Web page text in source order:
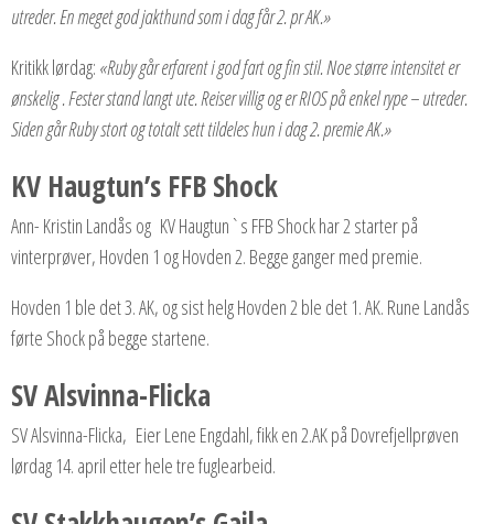
utreder. En meget god jakthund som i dag får 2. pr AK.»
Kritikk lørdag: «Ruby går erfarent i god fart og fin stil. Noe større intensitet er
ønskelig . Fester stand langt ute. Reiser villig og er RIOS på enkel rype – utreder.
Siden går Ruby stort og totalt sett tildeles hun i dag 2. premie AK.»
KV Haugtun’s FFB Shock
Ann- Kristin Landås og KV Haugtun`s FFB Shock har 2 starter på
vinterprøver, Hovden 1 og Hovden 2. Begge ganger med premie.
Hovden 1 ble det 3. AK, og sist helg Hovden 2 ble det 1. AK. Rune Landås
førte Shock på begge startene.
SV Alsvinna-Flicka
SV Alsvinna-Flicka, Eier Lene Engdahl, fikk en 2.AK på Dovrefjellprøven
lørdag 14. april etter hele tre fuglearbeid.